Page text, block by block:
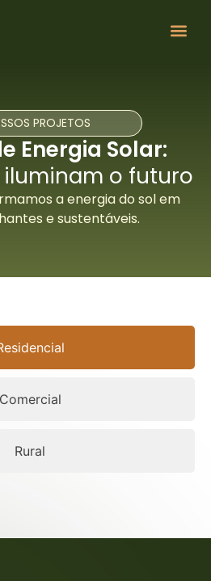
PROJETOS
Energia Solar:
iluminam o futuro
a energia do sol em
e sustentáveis.
Comercial
Rural